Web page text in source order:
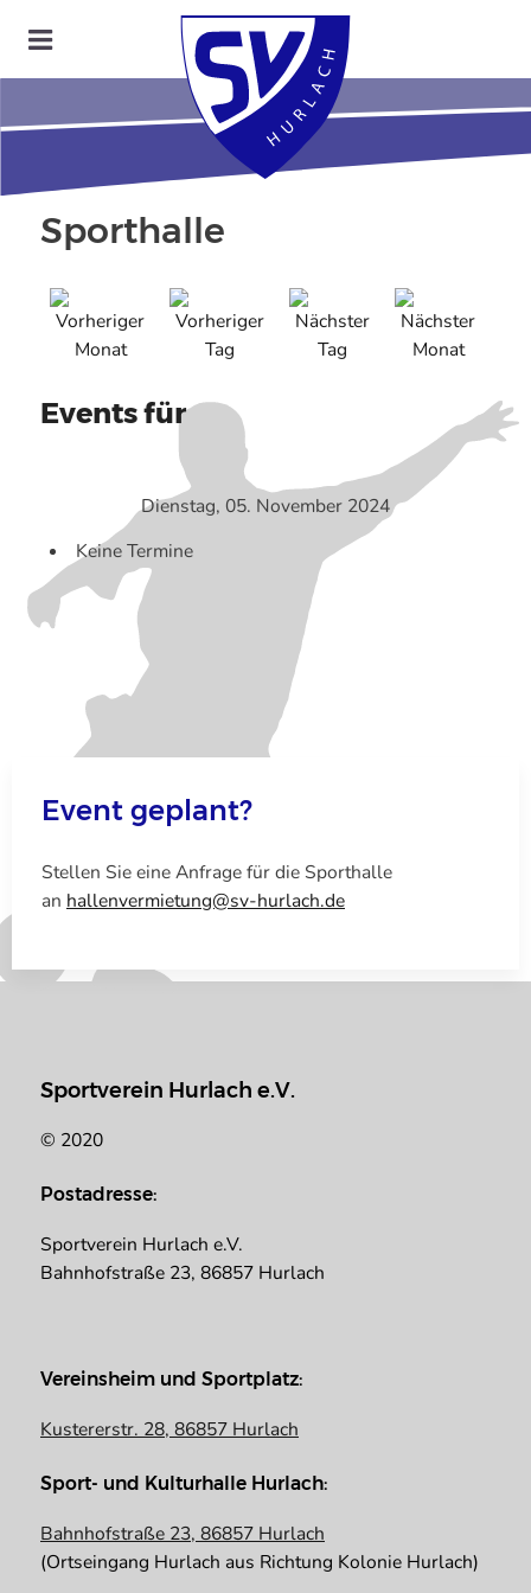
Sporthalle
Events für
Dienstag, 05. November 2024
Keine Termine
Event geplant?
Stellen Sie eine Anfrage für die Sporthalle
an hallenvermietung@sv-hurlach.de
Sportverein Hurlach e.V.
© 2020
Postadresse:
Sportverein Hurlach e.V.
Bahnhofstraße 23, 86857 Hurlach
Vereinsheim und Sportplatz:
Kustererstr. 28, 86857 Hurlach
Sport- und Kulturhalle Hurlach:
Bahnhofstraße 23, 86857 Hurlach
(Ortseingang Hurlach aus Richtung Kolonie Hurlach)